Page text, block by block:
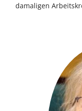
damaligen